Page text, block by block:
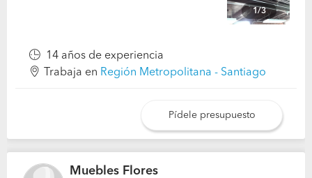
1/3
14 años de experiencia
Trabaja en Región Metropolitana - Santiago
Pídele presupuesto
Muebles Flores